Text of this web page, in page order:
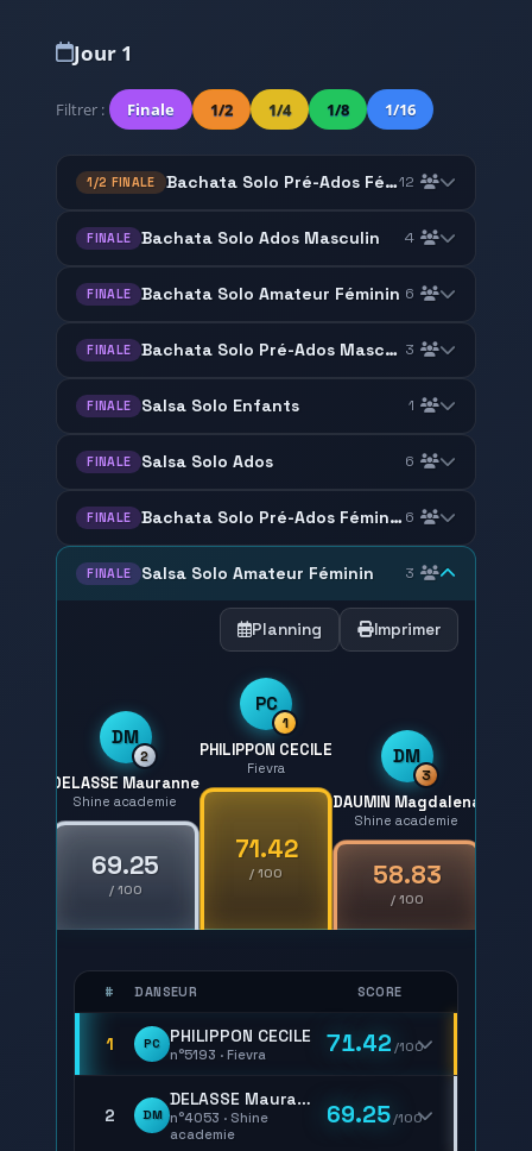
Jour 1
Filtrer : Finale 1/2 1/4 1/8 1/16
1/2 FINALE Bachata Solo Pré-Ados Féminin12
FINALE Bachata Solo Ados Masculin 4
FINALE Bachata Solo Amateur Féminin 6
FINALE Bachata Solo Pré-Ados Masculin 3
FINALE Salsa Solo Enfants 1
FINALE Salsa Solo Ados 6
FINALE Bachata Solo Pré-Ados Féminin6
FINALE Salsa Solo Amateur Féminin 3
Planning Imprimer
DM
2
DELASSE Mauranne
Shine academie
69.25
/ 100
PC
1
PHILIPPON CECILE
Fievra
71.42
/ 100
DM
3
DAUMIN Magdalena
Shine academie
58.83
/ 100
# DANSEUR SCORE
1 PC PHILIPPON CECILE
n°5193 · Fievra 71.42 /100
2 DM
DELASSE Mauranne
n°4053 · Shine
academie
69.25/100